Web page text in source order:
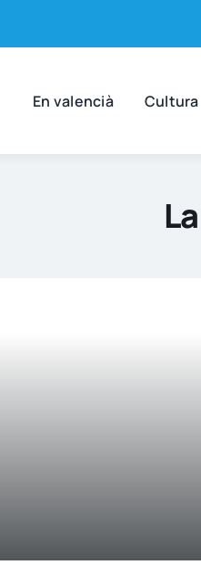
En valen­cià Cul­tu­ra